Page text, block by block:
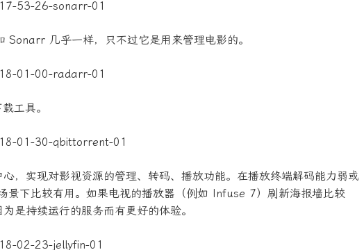
Sonarr 几乎一样，只不过它是用来管理电影的。
工具。
，实现对影视资源的管理、转码、播放功能。在播放终端解码能力弱或
景下比较有用。如果电视的播放器（例如 Infuse 7）刷新海报墙比较
是持续运行的服务而有更好的体验。